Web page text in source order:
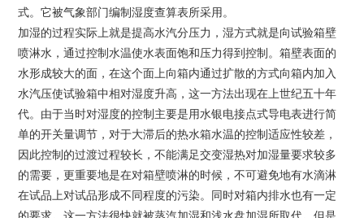
式。它被气象部门编制湿度查算表所采用。
加湿的过程实际上就是提高水汽分压力，湿方式就是向试验箱壁
喷淋水，通过控制水温使水表面饱和压力得到控制。箱壁表面的
水形成较大的面，在这个面上向箱内通过扩散的方式向箱内加入
水汽压使试验箱中相对湿度升高，这一方法出现在上世纪五十年
代。由于当时对湿度的控制主要是用水银电接点式导电表进行简
单的开关量调节，对于大滞后的热水箱水温的控制适应性较差，
因此控制的过渡过程较长，不能满足交变湿热对加湿量要求较多
的需要，更重要地是在对箱壁喷淋的时候，不可避免地有水滴淋
在试品上对试品形成不同程度的污染。同时对箱内排水也有一定